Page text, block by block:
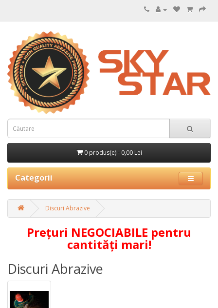
0 produs(e) - 0,00 Lei
Categorii
Discuri Abrazive
Prețuri NEGOCIABILE pentru
cantități mari!
Discuri Abrazive